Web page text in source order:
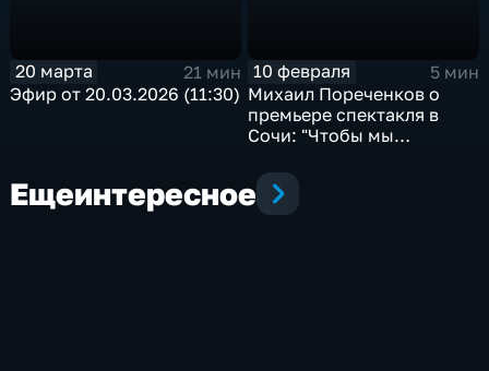
20 марта
21 мин
Эфир от 20.03.2026 (11:30)
10 февраля
5 мин
Михаил Пореченков о
премьере спектакля в
Сочи: "Чтобы мы
люди"
Ещеинтересное